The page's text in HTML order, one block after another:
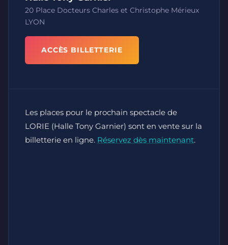
20 Place Docteurs Charles et Christophe Mérieux
LYON
ACCÈS BILLETTERIE
Les places pour le prochain spectacle de
LORIE (Halle Tony Garnier) sont en vente sur la
billetterie en ligne. Réservez dès maintenant.